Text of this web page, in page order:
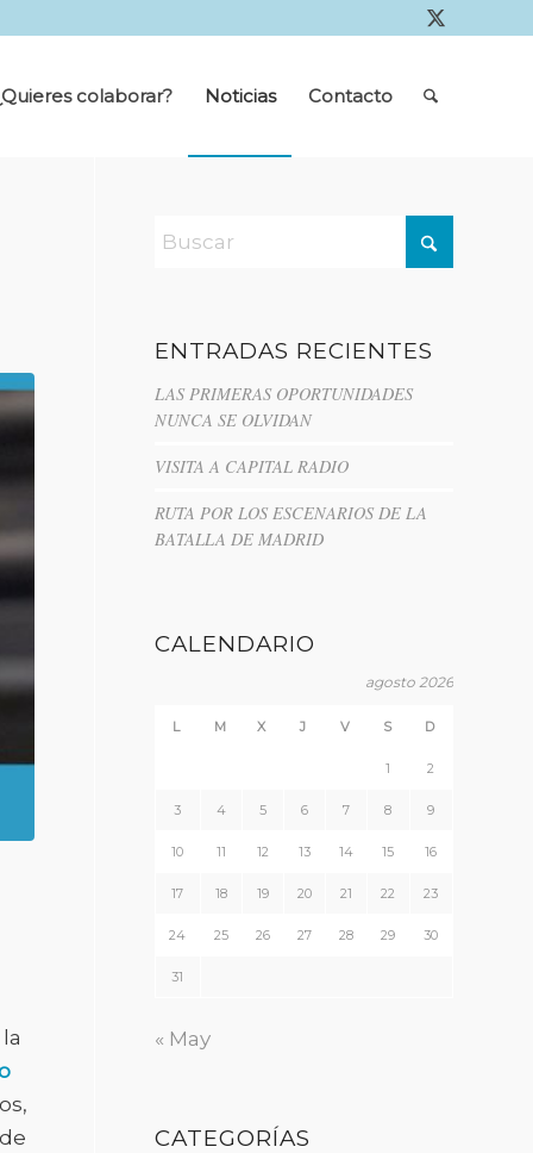
colaborar? Noticias Contacto
ENTRADAS RECIENTES
LAS PRIMERAS OPORTUNIDADES
NUNCA SE OLVIDAN
VISITA A CAPITAL RADIO
RUTA POR LOS ESCENARIOS DE LA
BATALLA DE MADRID
CALENDARIO
agosto 2026
L M X J V S D
1 2
3 4 5 6 7 8 9
10 11 12 13 14 15 16
17 18 19 20 21 22 23
24 25 26 27 28 29 30
31
« May
CATEGORÍAS